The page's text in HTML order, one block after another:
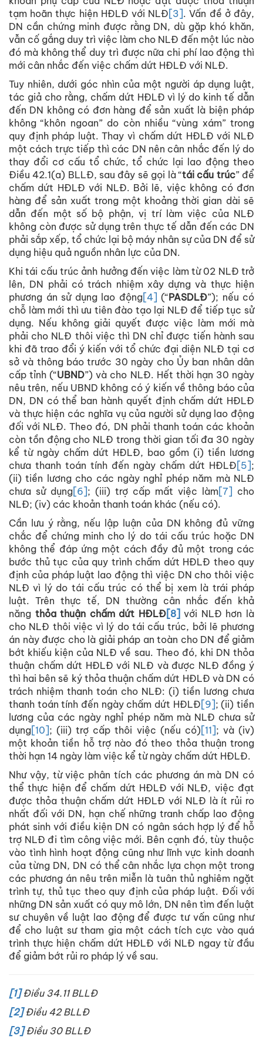
tạm hoãn thực hiện HĐLĐ với NLĐ [3]. Vấn đề ở đây,
DN cần chứng minh được rằng DN, dù gặp khó khăn,
vẫn cố gắng duy trì việc làm cho NLĐ đến một lúc nào
đó mà không thể duy trì được nữa chi phí lao động thì
mới cân nhắc đến việc chấm dứt HĐLĐ với NLĐ.
Tuy nhiên, dưới góc nhìn của một người áp dụng luật,
tác giả cho rằng, chấm dứt HĐLĐ vì lý do kinh tế dẫn
đến DN không có đơn hàng để sản xuất là biện pháp
không “khôn ngoan” do còn nhiều “vùng xám” trong
quy định pháp luật. Thay vì chấm dứt HĐLĐ với NLĐ
một cách trực tiếp thì các DN nên cân nhắc đến lý do
thay đổi cơ cấu tổ chức, tổ chức lại lao động theo
Điều 42.1(a) BLLĐ, sau đây sẽ gọi là “tái cấu trúc” để
chấm dứt HĐLĐ với NLĐ. Bởi lẽ, việc không có đơn
hàng để sản xuất trong một khoảng thời gian dài sẽ
dẫn đến một số bộ phận, vị trí làm việc của NLĐ
không còn được sử dụng trên thực tế dẫn đến các DN
phải sắp xếp, tổ chức lại bộ máy nhân sự của DN để sử
dụng hiệu quả nguồn nhân lực của DN.
Khi tái cấu trúc ảnh hưởng đến việc làm từ 02 NLĐ trở
lên, DN phải có trách nhiệm xây dựng và thực hiện
phương án sử dụng lao động[4] (“PASDLĐ”); nếu có
chỗ làm mới thì ưu tiên đào tạo lại NLĐ để tiếp tục sử
dụng. Nếu không giải quyết được việc làm mới mà
phải cho NLĐ thôi việc thì DN chỉ được tiến hành sau
khi đã trao đổi ý kiến với tổ chức đại diện NLĐ tại cơ
sở và thông báo trước 30 ngày cho Ủy ban nhân dân
cấp tỉnh (“UBND”) và cho NLĐ. Hết thời hạn 30 ngày
nêu trên, nếu UBND không có ý kiến về thông báo của
DN, DN có thể ban hành quyết định chấm dứt HĐLĐ
và thực hiện các nghĩa vụ của người sử dụng lao động
đối với NLĐ. Theo đó, DN phải thanh toán các khoản
còn tồn động cho NLĐ trong thời gian tối đa 30 ngày
kể từ ngày chấm dứt HĐLĐ, bao gồm (i) tiền lương
chưa thanh toán tính đến ngày chấm dứt HĐLĐ [5];
(ii) tiền lương cho các ngày nghỉ phép năm mà NLĐ
chưa sử dụng[6]; (iii) trợ cấp mất việc làm[7] cho
NLĐ; (iv) các khoản thanh toán khác (nếu có).
Cần lưu ý rằng, nếu lập luận của DN không đủ vững
chắc để chứng minh cho lý do tái cấu trúc hoặc DN
không thể đáp ứng một cách đầy đủ một trong các
bước thủ tục của quy trình chấm dứt HĐLĐ theo quy
định của pháp luật lao động thì việc DN cho thôi việc
NLĐ vì lý do tái cấu trúc có thể bị xem là trái pháp
luật. Trên thực tế, DN thường cân nhắc đến khả
năng thỏa thuận chấm dứt HĐLĐ[8] với NLĐ hơn là
cho NLĐ thôi việc vì lý do tái cấu trúc, bởi lẽ phương
án này được cho là giải pháp an toàn cho DN để giảm
bớt khiếu kiện của NLĐ về sau. Theo đó, khi DN thỏa
thuận chấm dứt HĐLĐ với NLĐ và được NLĐ đồng ý
thì hai bên sẽ ký thỏa thuận chấm dứt HĐLĐ và DN có
trách nhiệm thanh toán cho NLĐ: (i) tiền lương chưa
thanh toán tính đến ngày chấm dứt HĐLĐ [9]; (ii) tiền
lương của các ngày nghỉ phép năm mà NLĐ chưa sử
dụng[10]; (iii) trợ cấp thôi việc (nếu có)[11]; và (iv)
một khoản tiền hỗ trợ nào đó theo thỏa thuận trong
thời hạn 14 ngày làm việc kể từ ngày chấm dứt HĐLĐ.
Như vậy, từ việc phân tích các phương án mà DN có
thể thực hiện để chấm dứt HĐLĐ với NLĐ, việc đạt
được thỏa thuận chấm dứt HĐLĐ với NLĐ là ít rủi ro
nhất đối với DN, hạn chế những tranh chấp lao động
phát sinh với điều kiện DN có ngân sách hợp lý để hỗ
trợ NLĐ đi tìm công việc mới. Bên cạnh đó, tùy thuộc
vào tình hình hoạt động cũng như lĩnh vực kinh doanh
của từng DN, DN có thể cân nhắc lựa chọn một trong
các phương án nêu trên miễn là tuân thủ nghiêm ngặt
trình tự, thủ tục theo quy định của pháp luật. Đối với
những DN sản xuất có quy mô lớn, DN nên tìm đến luật
sư chuyên về luật lao động để được tư vấn cũng như
để cho luật sư tham gia một cách tích cực vào quá
trình thực hiện chấm dứt HĐLĐ với NLĐ ngay từ đầu
để giảm bớt rủi ro pháp lý về sau.
[1]Điều 34.11 BLLĐ
[2]Điều 42 BLLĐ
[3]Điều 30 BLLĐ